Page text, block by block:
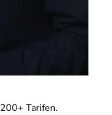
Tarifen.